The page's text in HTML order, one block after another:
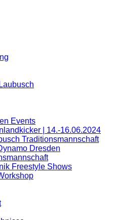
Events
| 14.-16.06.2024
Traditionsmannschaft
Dresden
Freestyle Shows